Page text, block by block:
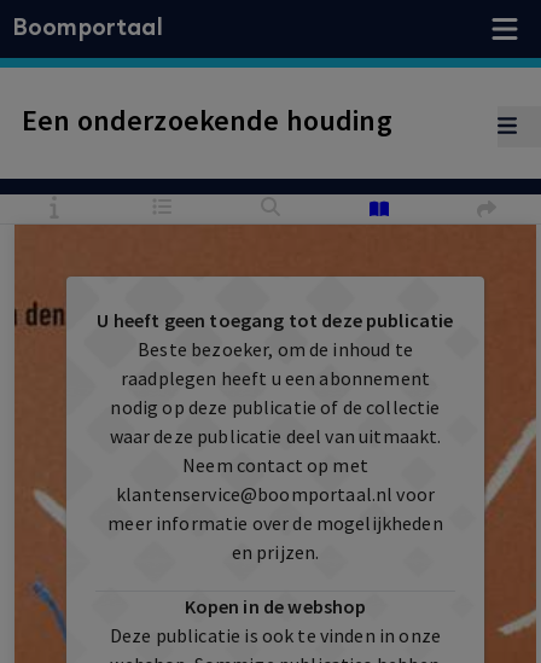
Boomportaal
Een onderzoekende houding
U heeft geen toegang tot deze publicatie
Beste bezoeker, om de inhoud te
raadplegen heeft u een abonnement
nodig op deze publicatie of de collectie
waar deze publicatie deel van uitmaakt.
Neem contact op met
klantenservice@boomportaal.nl voor
meer informatie over de mogelijkheden
en prijzen.
Kopen in de webshop
Deze publicatie is ook te vinden in onze